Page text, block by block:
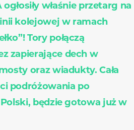
właśnie przetarg na
kolejowej w ramach
Tory połączą
zapierające dech w
oraz wiadukty. Cała
podróżowania po
Polski, będzie gotowa już w